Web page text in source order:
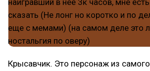
Крысавчик. Это персонаж из самого